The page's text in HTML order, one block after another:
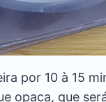
por 10 à 15
opaca, que